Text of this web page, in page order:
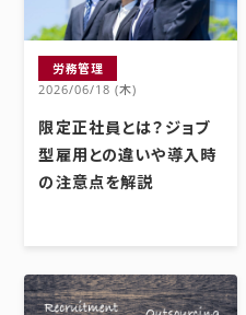
労務管理
2026/06/18 (木)
限定正社員とは？ジョブ
型雇用との違いや導入時
の注意点を解説